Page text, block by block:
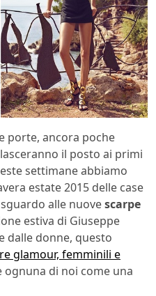
porte, ancora poche
il posto ai primi
settimane abbiamo
estate 2015 delle case
alle nuovescarpe
estiva di Giuseppe
dalle donne, questo
glamour, femminili e
ognuna di noi come una